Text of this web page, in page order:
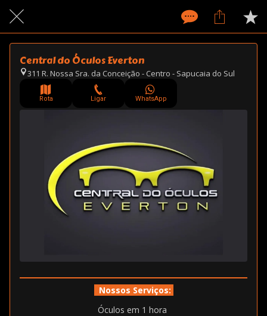
Central do Óculos Everton
311 R. Nossa Sra. da Conceição - Centro - Sapucaia do Sul
Rota Ligar WhatsApp
Nossos Serviços:
Óculos em 1 hora